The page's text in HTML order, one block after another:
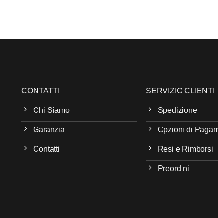
CONTATTI
Chi Siamo
Garanzia
Contatti
SERVIZIO CLIENTI
Spedizione
Opzioni di
Resi e Rimborsi
Preordini